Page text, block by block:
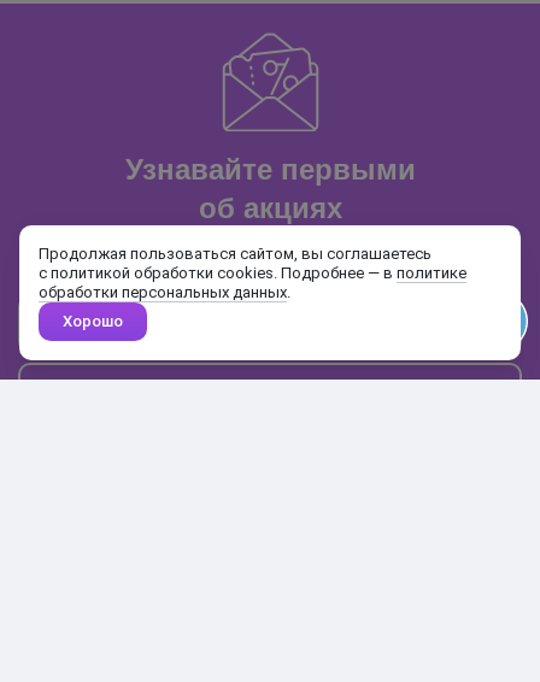
Узнавайте первыми
об акциях
и распродажах
Почта
Продолжая пользоваться сайтом, вы соглашаетесь
с политикой обработки cookies. Подробнее — в политике
обработки персональных данных.
Хорошо